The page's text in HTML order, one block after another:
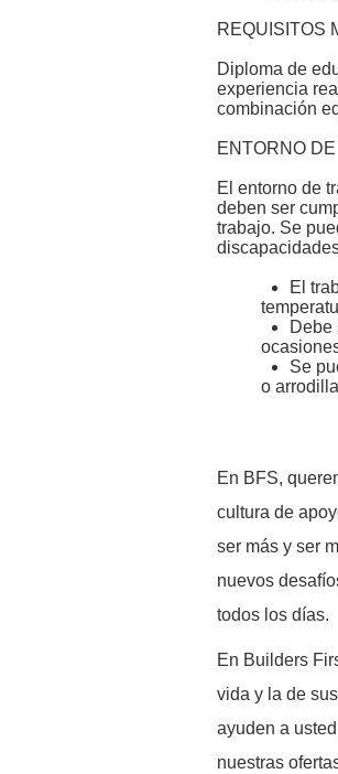
REQUISITOS
Diploma de
experiencia
combinación
ENTORNO
El entorno de
deben ser
trabajo. Se
El
Debe
Se
o
En BFS,
cultura de
ser más y ser
nuevos
todos los días.
En Builders
vida y la de
ayuden a
nuestras